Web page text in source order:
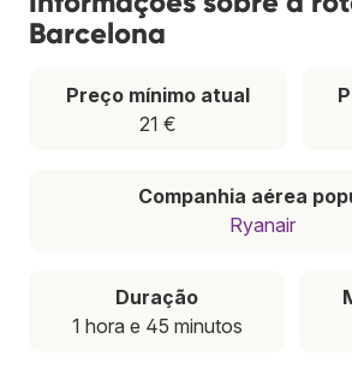
Barcelona
Preço mínimo atual
21 €
Companhia aérea
Ryanair
Duração
1 hora e 45 minutos